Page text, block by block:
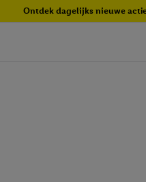
Ontdek dagelijks nieuwe